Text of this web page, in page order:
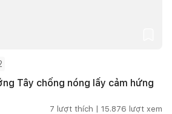
Tây chống nóng lấy cảm hứng
7 lượt thích | 15.876 lượt xem